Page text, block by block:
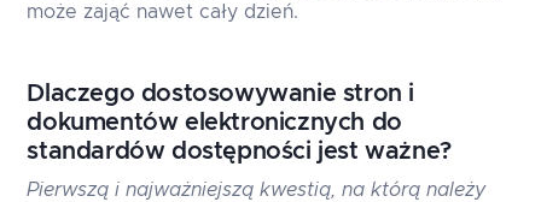
może zająć nawet cały dzień.
Dlaczego dostosowywanie stron i
dokumentów elektronicznych do
standardów dostępności jest ważne?
Pierwszą i najważniejszą kwestią, na którą należy